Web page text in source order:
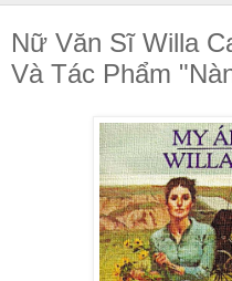
Nữ Văn Sĩ Willa
Và Tác Phẩm